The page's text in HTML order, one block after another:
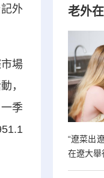
外
場
，
季
老外
“遼菜出
在遼大舉